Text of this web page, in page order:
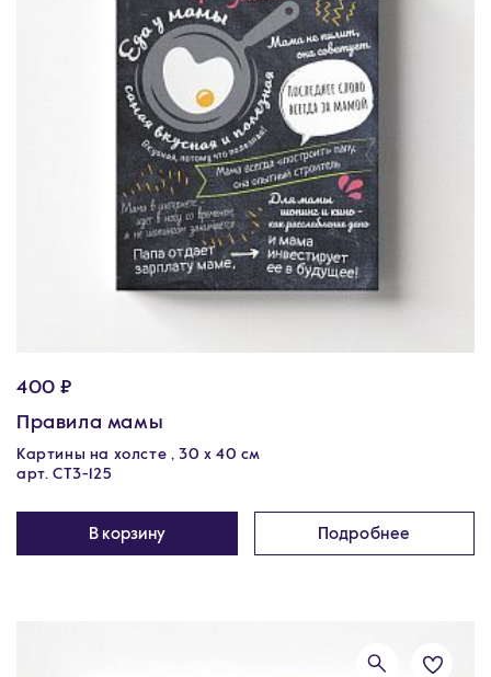
400 ₽
Правила мамы
Картины на холсте , 30 х 40 см
арт. CT3-125
В корзину Подробнее